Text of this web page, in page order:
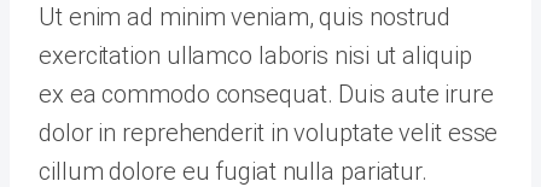
Ut enim ad minim veniam, quis nostrud
exercitation ullamco laboris nisi ut aliquip
ex ea commodo consequat. Duis aute irure
dolor in reprehenderit in voluptate velit esse
cillum dolore eu fugiat nulla pariatur.